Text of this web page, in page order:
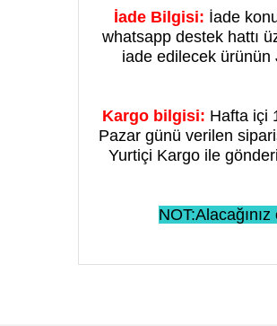
İade Bilgisi: İade
whatsapp destek hattı
iade edilecek ürünün
Kargo bilgisi: Hafta içi
Pazar günü verilen
Yurtiçi Kargo ile